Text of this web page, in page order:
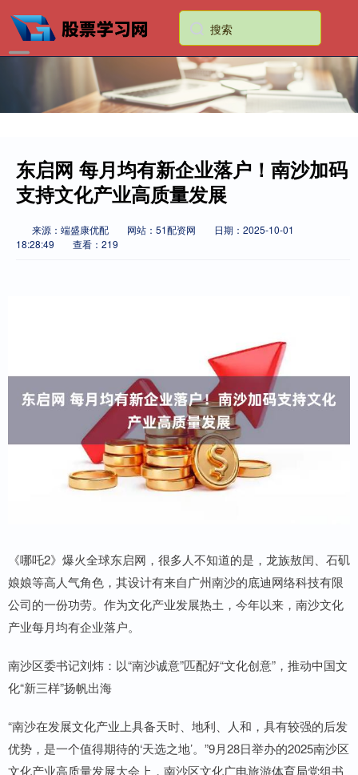
东启网 每月均有新企业落户！南沙加码
支持文化产业高质量发展
来源：端盛康优配 网站：51配资网
日期：2025-10-01
18:28:49
查看：219
《哪吒2》爆火全球东启网，很多人不知道的是，龙族敖闰、石矶
娘娘等高人气角色，其设计有来自广州南沙的底迪网络科技有限
公司的一份功劳。作为文化产业发展热土，今年以来，南沙文化
产业每月均有企业落户。
南沙区委书记刘炜：以“南沙诚意”匹配好“文化创意”，推动中国文
化“新三样”扬帆出海
“南沙在发展文化产业上具备天时、地利、人和，具有较强的后发
优势，是一个值得期待的‘天选之地’。”9月28日举办的2025南沙区
文化产业高质量发展大会上，南沙区文化广电旅游体育局党组书